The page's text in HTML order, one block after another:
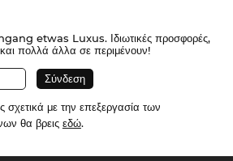
etwas Luxus. Ιδιωτικές προσφορές,
πολλά άλλα σε περιμένουν!
σχετικά με την επεξεργασία των
θα βρεις εδώ.